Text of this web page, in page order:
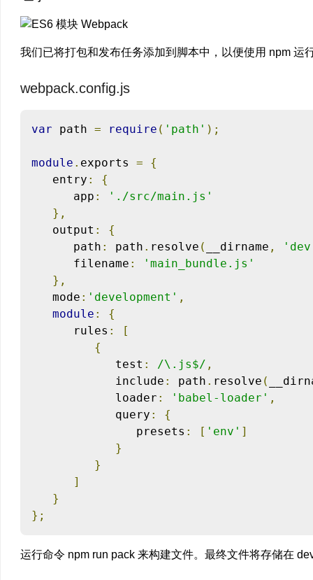
我们已将打包和发布任务添加到脚本中，以便使用 npm
webpack.config.js
var path = require ( 'path' );
module . exports =
{
   entry
:
{
      app
:
'./src/main.js'
},
   output
:
{
      path
: path . resolve ( __dirname ,
      filename
:
'main_bundle.js'
},
   mode
: 'development' ,
module :
{
      rules
:
[
{
            test
: /\.js$/ ,
            include
: path . resolve (
            loader
: 'babel-loader' ,
            query
:
{
               presets
: [ 'env' ]
}
}
]
}
};
运行命令 npm run pack 来构建文件。最终文件将存储在